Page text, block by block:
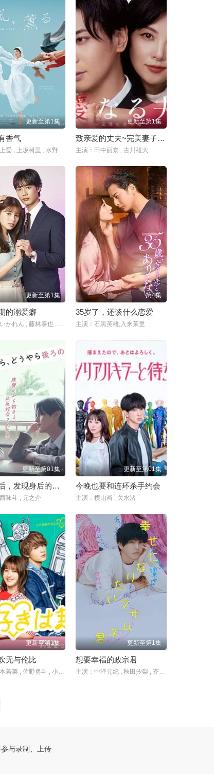
更新至第1集
香气
主演：见上爱 , 上坂树里 , 水野美纪 , 早坂美海 , 小林隆 , 小林虎之介 , 津崎史郎 , 岩瀬顕子 , 三浦贵大 , 根岸季衣 , 大岛美幸 , 义达祐未 , たくや , 原田泰造 , 北村一辉 , 佐野晶哉 , 藤原季节 , 林裕太 , 坂东弥十郎 , 内田慈 , 小倉史也 , 片冈鹤太郎 , 松金米子 , 广冈由里子 , 春海四方 , 多部未华子 , 高岛政宏 , 二田絢乃 , 中田青渚 , 井上向日葵 , 丸山礼 , 研直子 , 生田绘梨花 , 菊池亚希子 , 中井友望 , 木越明 , 原嶋凛
更新至第1集
致亲爱的丈夫~完美妻子的谎言~
主演：田中丽奈 , 古川雄大
更新至第1集
的溺爱癖
主演：ゆいかれん , 藤林泰也 , 小栗有以 , 京典和玖 , 半田周平
第4集
35岁了，还谈什么恋爱
主演：石黑英雄,入来茉里
更新至第01集
换座位后，发现身后的男生好像喜欢我
咏斗 , 元之介
更新至第01集
今晚也要和连环杀手约会
主演：横山裕 , 关水渚
更新至第1集
无与伦比
主演：松本若菜 , 佐野勇斗 , 小野花梨 , 金田哲 , 中村隼人 , 白本彩奈 , 岛崎和歌子 , 藤井隆 , 高岛政伸 , 本乡奏多 , 白石加代子
更新至第1集
想要幸福的政宗君
主演：中泽元纪 , 秋田汐梨 , 齐藤渚 , 简秀吉 , 前原滉
与录制、上传